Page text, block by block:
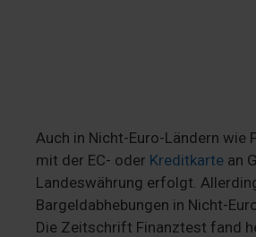
Auch in Nicht-Euro-Ländern wie
mit der EC- oder Kreditkarte an
Landeswährung erfolgt.
Bargeldabhebungen in Nicht-
Die Zeitschrift Finanztest fand